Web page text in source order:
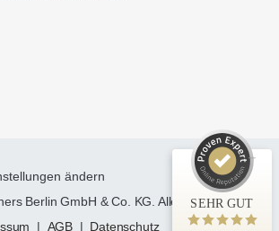
ändern
Berlin GmbH & Co. KG. Alle Rechte
| AGB | Datenschutz
SEHR GUT
32
Bewertungen auf
ProvenExpert.com
Blick aufs ProvenExpert-Profil werfen